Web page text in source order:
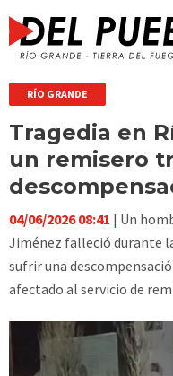
RÍO GRANDE
Tragedia en
un remisero
04/06/2026 08:41 | Un
Jiménez falleció durante
sufrir una
afectado al servicio de